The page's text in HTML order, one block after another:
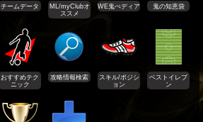
チームデータ
ML/myClubオ
ススメ
WE鬼ぺディア 鬼の知恵袋
おすすめテク
ニック
攻略情報検索
スキル/ポジシ
ョン
ベストイレブ
ン